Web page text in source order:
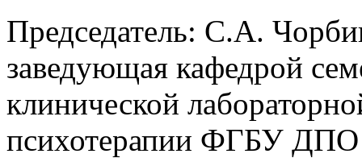
Председатель: С.А.
заведующая кафедрой
клинической
психотерапии ФГБУ